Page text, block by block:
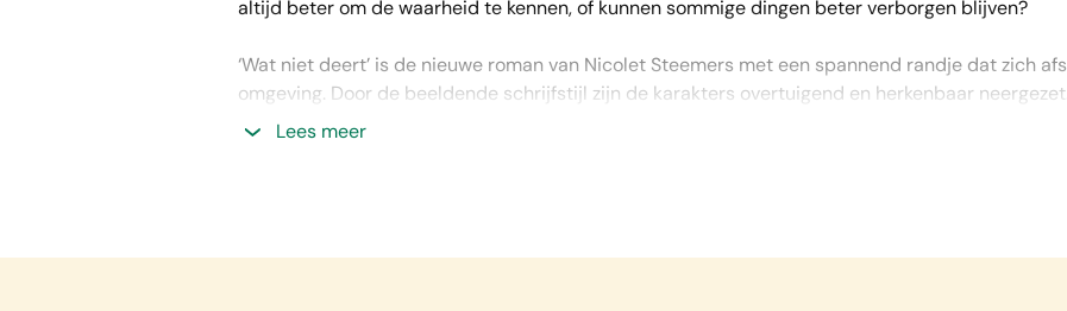
altijd beter om de waarheid te kennen, of kunnen sommige dingen beter verborgen blijven?
‘Wat niet deert’ is de nieuwe roman van Nicolet Steemers met een spannend randje dat zich
omgeving. Door de beeldende schrijfstijl zijn de karakters overtuigend en herkenbaar
erbij te zijn. De impact op het gezin is meeslepend om te lezen en de uiteindelijke ontknoping is
Lees meer